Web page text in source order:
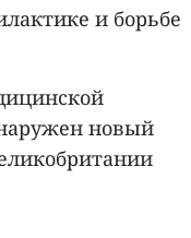
и борьбе
новый